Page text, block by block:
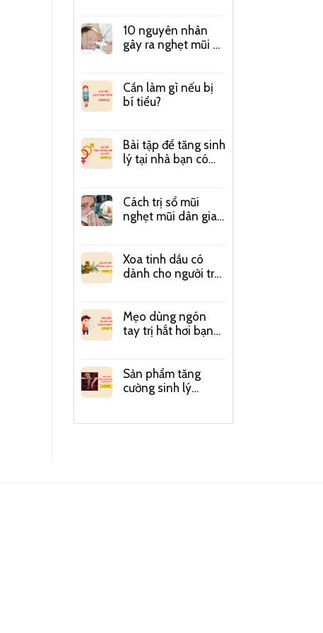
10 nguyên nhân
gây ra nghẹt mũi ở
Cần làm gì nếu bị
bí tiểu?
Bài tập để tăng sinh
lý tại nhà bạn có
Cách trị sổ mũi
nghẹt mũi dân gian
Xoa tinh dầu có
dành cho người trẻ
Mẹo dùng ngón
tay trị hắt hơi bạn
Sản phẩm tăng
cường sinh lý